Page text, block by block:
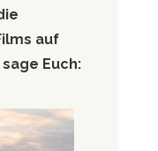
auf
Euch: